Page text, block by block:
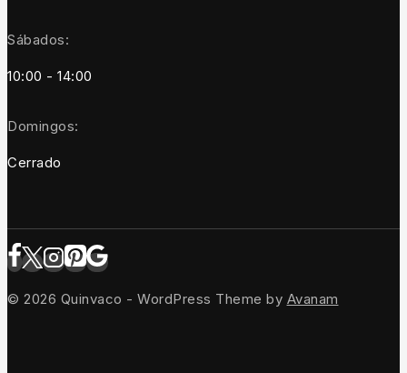
Sábados:
10:00 - 14:00
Domingos:
Cerrado
© 2026 Quinvaco - WordPress Theme by Avanam